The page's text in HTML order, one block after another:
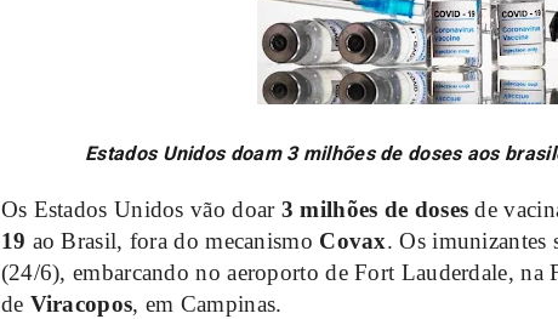
Estados Unidos doam 3 milhões de doses aos
Os Estados Unidos vão doar 3 milhões de dosesde
19 ao Brasil, fora do mecanismo Covax. Os imunizantes
(24/6), embarcando no aeroporto de Fort Lauderdale, na
de Viracopos, em Campinas.